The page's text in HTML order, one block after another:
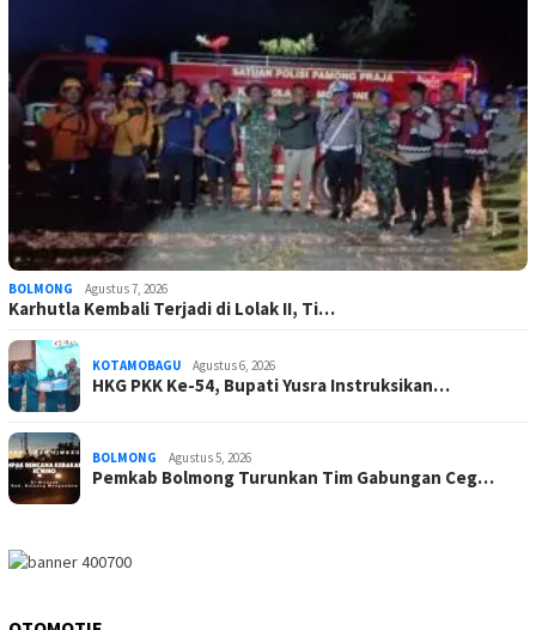
BOLMONG Agustus 7, 2026
Karhutla Kembali Terjadi di Lolak II, Ti…
KOTAMOBAGU Agustus 6, 2026
HKG PKK Ke-54, Bupati Yusra Instruksikan…
BOLMONG Agustus 5, 2026
Pemkab Bolmong Turunkan Tim Gabungan Ceg…